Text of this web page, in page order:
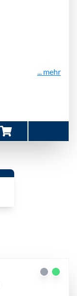
... mehr